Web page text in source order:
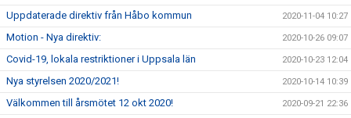
Uppdaterade direktiv från Håbo kommun 2020-11-04 10:27
Motion - Nya direktiv: 2020-10-26 09:07
Covid-19, lokala restriktioner i Uppsala län 2020-10-23 12:04
Nya styrelsen 2020/2021! 2020-10-14 10:39
Välkommen till årsmötet 12 okt 2020! 2020-09-21 22:36